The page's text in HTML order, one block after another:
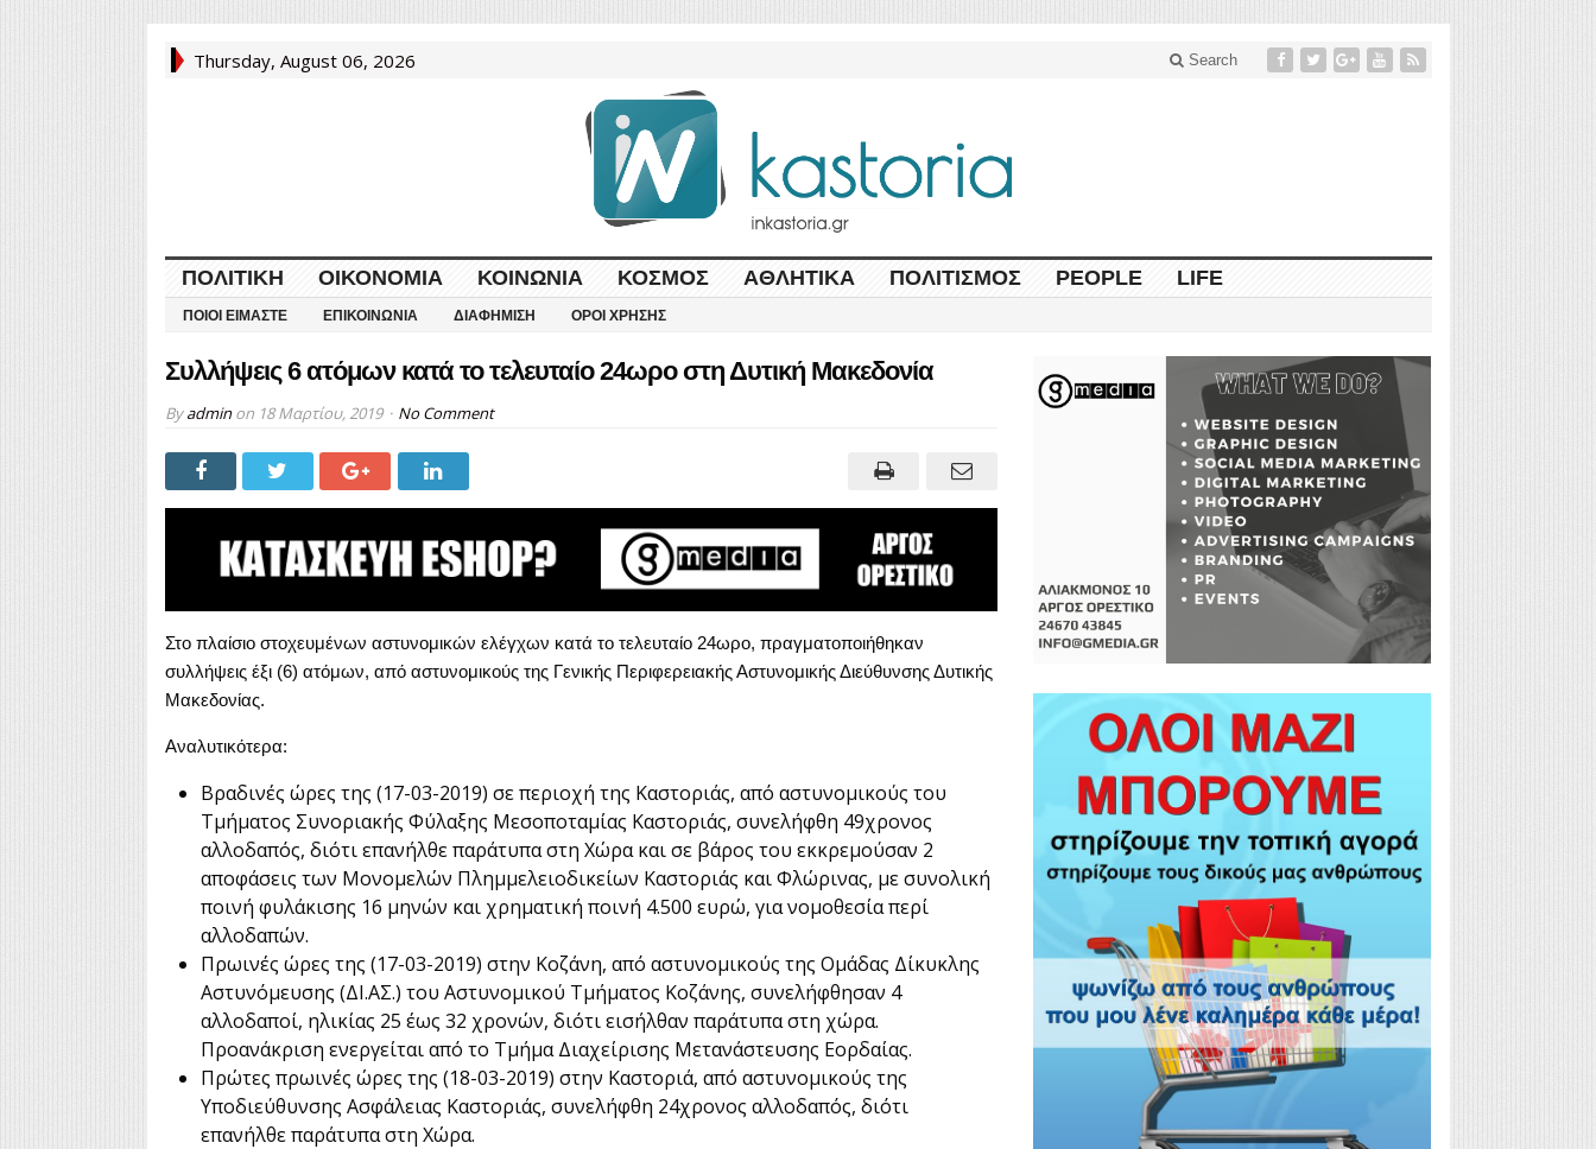
Thursday, August 06, 2026 Search
ΠΟΛΙΤΙΚΉ ΟΙΚΟΝΟΜΊΑ ΚΟΙΝΩΝΊΑ ΚΌΣΜΟΣ ΑΘΛΗΤΙΚΆ ΠΟΛΙΤΙΣΜΌΣ PEOPLE LIFE
ΠΟΙΟΙ ΕΊΜΑΣΤΕ ΕΠΙΚΟΙΝΩΝΊΑ ΔΙΑΦΉΜΙΣΗ ΌΡΟΙ ΧΡΉΣΗΣ
Συλλήψεις 6 ατόμων κατά το τελευταίο 24ωρο στη Δυτική Μακεδονία
Byadminon 18 Μαρτίου, 2019 No Comment
Στο πλαίσιο στοχευμένων αστυνομικών ελέγχων κατά το τελευταίο 24ωρο, πραγματοποιήθηκαν
συλλήψεις έξι (6) ατόμων, από αστυνομικούς της Γενικής Περιφερειακής Αστυνομικής Διεύθυνσης Δυτικής
Μακεδονίας.
Αναλυτικότερα:
Βραδινές ώρες της (17-03-2019) σε περιοχή της Καστοριάς, από αστυνομικούς του
Τμήματος Συνοριακής Φύλαξης Μεσοποταμίας Καστοριάς, συνελήφθη 49χρονος
αλλοδαπός, διότι επανήλθε παράτυπα στη Χώρα και σε βάρος του εκκρεμούσαν 2
αποφάσεις των Μονομελών Πλημμελειοδικείων Καστοριάς και Φλώρινας, με συνολική
ποινή φυλάκισης 16 μηνών και χρηματική ποινή 4.500 ευρώ, για νομοθεσία περί
αλλοδαπών.
Πρωινές ώρες της (17-03-2019) στην Κοζάνη, από αστυνομικούς της Ομάδας Δίκυκλης
Αστυνόμευσης (ΔΙ.ΑΣ.) του Αστυνομικού Τμήματος Κοζάνης, συνελήφθησαν 4
αλλοδαποί, ηλικίας 25 έως 32 χρονών, διότι εισήλθαν παράτυπα στη χώρα.
Προανάκριση ενεργείται από το Τμήμα Διαχείρισης Μετανάστευσης Εορδαίας.
Πρώτες πρωινές ώρες της (18-03-2019) στην Καστοριά, από αστυνομικούς της
Υποδιεύθυνσης Ασφάλειας Καστοριάς, συνελήφθη 24χρονος αλλοδαπός, διότι
επανήλθε παράτυπα στη Χώρα.